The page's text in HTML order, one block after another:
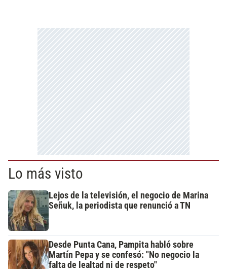
Lo más visto
Lejos de la televisión, el negocio de Marina
Señuk, la periodista que renunció a TN
Desde Punta Cana, Pampita habló sobre
Martín Pepa y se confesó: "No negocio la
falta de lealtad ni de respeto"